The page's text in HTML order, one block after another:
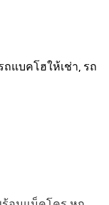
ถแบคโฮให้เช่า, รถ